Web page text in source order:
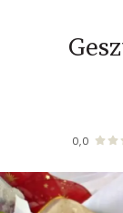
0,0